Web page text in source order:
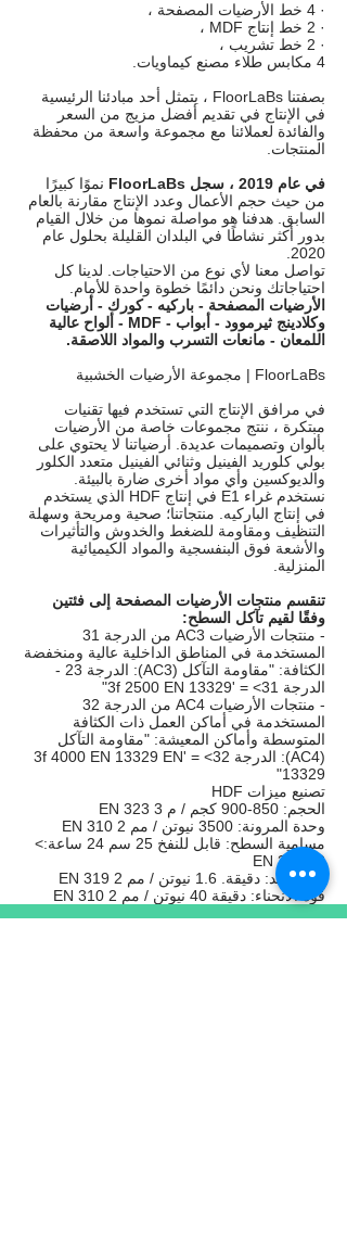
· 4 خط الأرضيات المصفحة ،
· 2 خط إنتاج MDF ،
· 2 خط تشريب ،
4 مكابس طلاء مصنع كيماويات.
بصفتنا FloorLaBs ، يتمثل أحد مبادئنا الرئيسية
في الإنتاج في تقديم أفضل مزيج من السعر
والفائدة لعملائنا مع مجموعة واسعة من محفظة
المنتجات.
في عام 2019 ، سجل FloorLaBs
نموًا كبيرًا
من حيث حجم الأعمال وعدد الإنتاج مقارنة بالعام
السابق. هدفنا هو مواصلة نموها من خلال القيام
بدور أكثر نشاطًا في البلدان القليلة بحلول عام
2020.
تواصل معنا لأي نوع من الاحتياجات. لدينا كل
احتياجاتك ونحن دائمًا خطوة واحدة للأمام.
الأرضيات المصفحة - باركيه - كورك - أرضيات
وكلادينج ثيرموود - أبواب - MDF - ألواح عالية
اللمعان - مانعات التسرب والمواد اللاصقة.
FloorLaBs | مجموعة الأرضيات الخشبية
في مرافق الإنتاج التي تستخدم فيها تقنيات
مبتكرة ، ننتج مجموعات خاصة من الأرضيات
بألوان وتصميمات عديدة. أرضياتنا لا يحتوي على
بولي كلوريد الفينيل وثنائي الفينيل متعدد الكلور
والديوكسين وأي مواد أخرى ضارة بالبيئة.
نستخدم غراء E1 في إنتاج HDF الذي يستخدم
في إنتاج الباركيه. منتجاتنا؛ صحية ومريحة وسهلة
التنظيف ومقاومة للضغط والخدوش والتأثيرات
والأشعة فوق البنفسجية والمواد الكيميائية
المنزلية.
تنقسم منتجات الأرضيات المصفحة إلى فئتين
وفقًا لقيم تآكل السطح:
- منتجات الأرضيات AC3 من الدرجة 31
المستخدمة في المناطق الداخلية عالية ومنخفضة
الكثافة: "مقاومة التآكل (AC3): الدرجة 23 -
الدرجة 31> = '3f 2500 EN 13329"
- منتجات الأرضيات AC4 من الدرجة 32
المستخدمة في أماكن العمل ذات الكثافة
المتوسطة وأماكن المعيشة: "مقاومة التآكل
(AC4): الدرجة 32> = '3f 4000 EN 13329 EN
13329"
تصنيع ميزات HDF
الحجم: 850-900 كجم / م 3 EN 323
وحدة المرونة: 3500 نيوتن / مم 2 EN 310
مسامية السطح: قابل للنفخ 25 سم 24 ساعة:>
13 EN 317
قوة الشد: دقيقة. 1.6 نيوتن / مم 2 EN 319
قوة الانحناء: دقيقة 40 نيوتن / مم 2 EN 310